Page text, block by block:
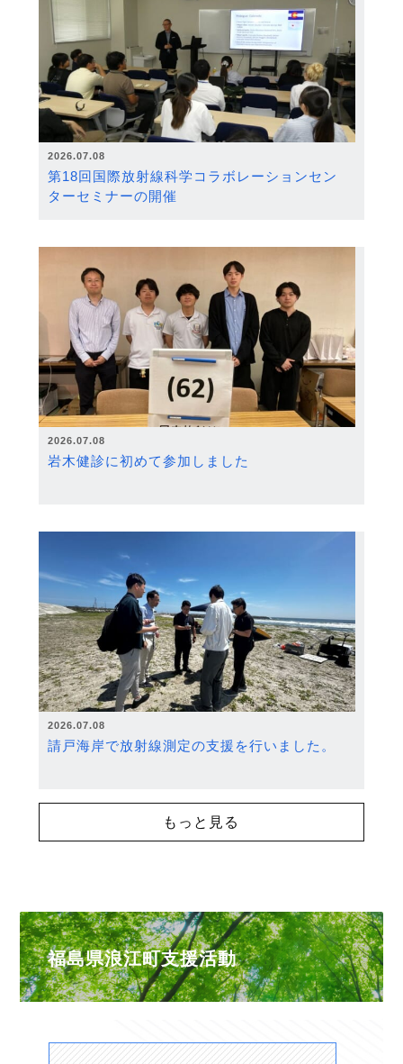
2026.07.08
第18回国際放射線科学コラボレーションセン
ターセミナーの開催
2026.07.08
岩木健診に初めて参加しました
2026.07.08
請戸海岸で放射線測定の支援を行いました。
もっと見る
福島県浪江町支援活動